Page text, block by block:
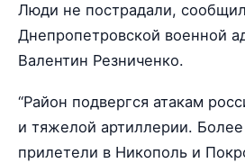
Люди не пострадали, сообщил
Днепропетровской военной
Валентин Резниченко.
“Район подвергся атакам
и тяжелой артиллерии.
прилетели в Никополь и